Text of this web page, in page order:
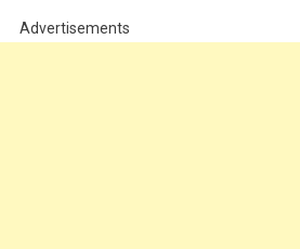
Advertisements